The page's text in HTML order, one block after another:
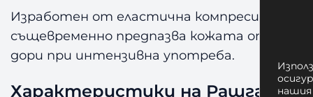
Изработен от еластична компресираща
същевременно предпазва кожата от
дори при интензивна употреба.
Характеристики на Рашгард